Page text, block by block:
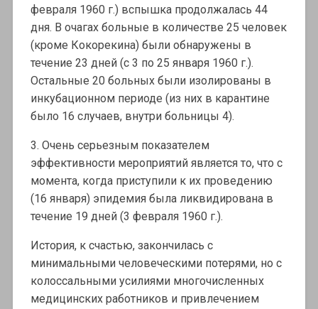
февраля 1960 г.) вспышка продолжалась 44
дня. В очагах больные в количестве 25 человек
(кроме Кокорекина) были обнаружены в
течение 23 дней (с 3 по 25 января 1960 г.).
Остальные 20 больных были изолированы в
инкубационном периоде (из них в карантине
было 16 случаев, внутри больницы 4).
3. Очень серьезным показателем
эффективности мероприятий является то, что с
момента, когда приступили к их проведению
(16 января) эпидемия была ликвидирована в
течение 19 дней (3 февраля 1960 г.).
История, к счастью, закончилась с
минимальными человеческими потерями, но с
колоссальными усилиями многочисленных
медицинских работников и привлечением